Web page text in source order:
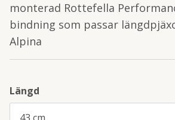
monterad Rottefella
bindning som passar
Alpina
Längd